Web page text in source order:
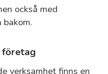
också med
verksamhet finns en